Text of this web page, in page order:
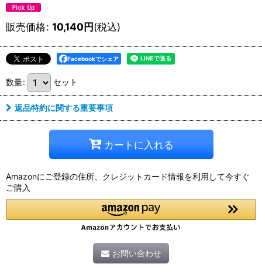
販売価格: 10,140円(税込)
Facebookでシェア
数量: セット
返品特約に関する重要事項
カートに入れる
Amazonにご登録の住所、クレジットカード情報を利用して今すぐ
ご購入
お問い合わせ